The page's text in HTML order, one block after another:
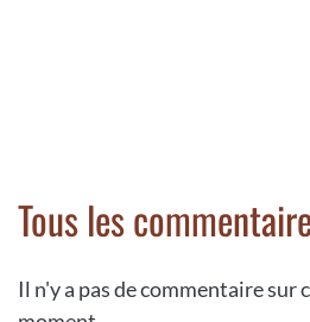
Tous les
Il n'y a pas de commentaire sur